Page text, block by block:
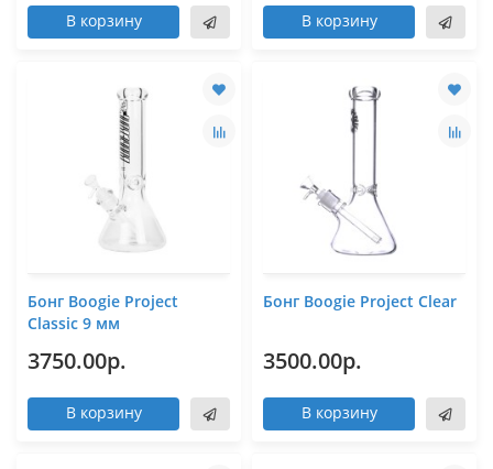
В корзину В корзину
Бонг Boogie Project
Classic 9 мм
3750.00р.
В корзину
Бонг Boogie Project Clear
3500.00р.
В корзину